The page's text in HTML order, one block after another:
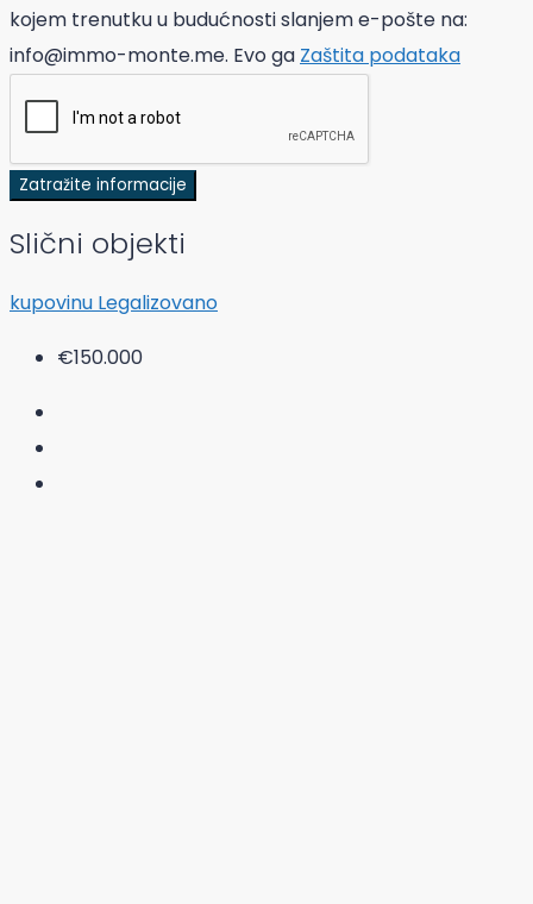
kojem trenutku u budućnosti slanjem e-pošte na:
info@immo-monte.me. Evo ga Zaštita podataka
Zatražite informacije
Slični objekti
kupovinu Legalizovano
€150.000